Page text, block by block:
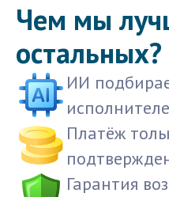
Чем мы
остальных?
ИИ
Платёж
Гарантия